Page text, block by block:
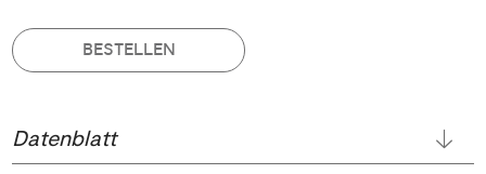
BESTELLEN
Datenblatt